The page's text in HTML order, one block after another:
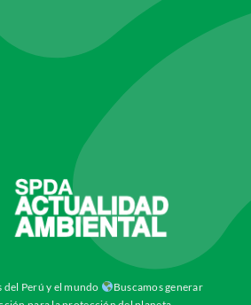
Perú y el mundo
Buscamos generar